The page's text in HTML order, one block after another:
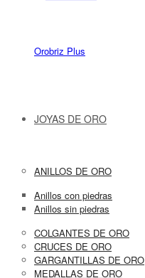
Orobriz Plus
JOYAS DE ORO
ANILLOS DE ORO
Anillos con piedras
Anillos sin piedras
COLGANTES DE ORO
CRUCES DE ORO
GARGANTILLAS DE ORO
MEDALLAS DE ORO